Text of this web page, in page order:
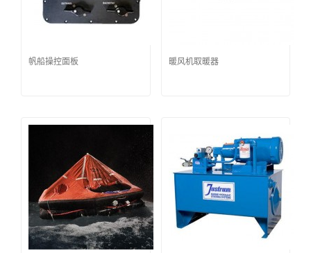
帆船操控面板 暖风机取暖器